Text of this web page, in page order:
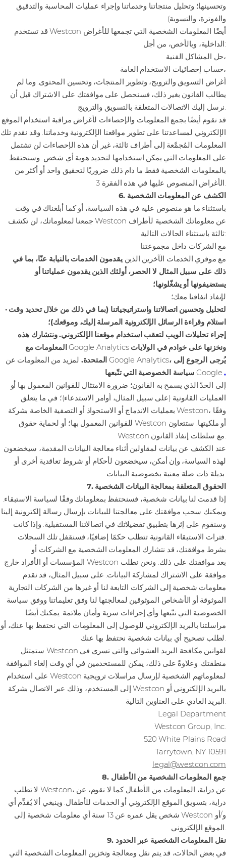
وتحسينها؛ وتحليل منتجاتنا وخدماتنا وإجراء عمليات المحاسبة والتدقيق
والفوترة، والتسوية)
قد تستخدم Westcon أيضًا المعلومات الشخصية التي تجمعها للأغراض
الداخلية، وبالأخص، من أجل:
حل المشاكل الفنية،
حساب إحصائيات الاستخدام العامة،
أغراض التسويق والترويج، وتطوير المنتجات، وتحسين المحتوى. وما لم
يطالب القانون بغير ذلك، فسنحصل على موافقتك على الاشتراك قبل أن
نرسل إليك الاتصالات المتعلقة بالتسويق والترويج.
قد نقوم أيضًا بجمع المعلومات والإحصاءات لأغراض مراقبة استخدام الموقع
الإلكتروني لمساعدتنا على تطوير مواقعنا الإلكترونية وخدماتنا. وقد نقدم تلك
المعلومات المُجمَّعة إلى أطراف ثالثة، غير أن هذه الإحصاءات لن تشتمل
على المعلومات التي يمكن استخدامها لتحديد هوية أي شخص. وسنحتفظ
بالمعلومات الشخصية فقط ما دام ذلك ضروريًا لتحقيق واحد أو أكثر من
الأغراض المنصوص عليها في هذه الفقرة 3.
6. الكشف عن المعلومات الشخصية
باستثناء ما هو منصوص عليه في هذه السياسة، أو كما أبلغناك في وقت
جمعنا لمعلوماتك، لن تكشف Westcon عن معلوماتك الشخصية لأطراف
ثالثة باستثناء الحالات التالية:
مع الشركات داخل مجموعتنا
مع موفري الخدمات الآخرين الذينيقدمون الخدمات بالنيابة عنّا، بما في
ذلك على سبيل المثال لا الحصر، أولئك الذين يقدمون عملياتنا أو
يستضيفونها أو يشغّلونها؛
لإنفاذ اتفاقنا معك؛
· لتحليل وتحسين اتصالاتنا واستراتيجياتنا (بما في ذلك من خلال تحديد وقت
استلام وقراءة الرسائل الإلكترونية المرسلة إليك، وموقعك)؛
إجراء تحليلات الويب لتعقب استخدام موقعنا الإلكتروني. ونتشارك هذه
المعلومات معGoogle Analyticsونخزنها على خوادم في الولايات
المتحدة. لمزيد من المعلومات عن Google Analytics، يُرجى الرجوع إلى
سياسة الخصوصية التي تتّبعهاGoogle .
إلى الحدّ الذي يسمح به القانون؛ ضرورة الامتثال للقوانين المعمول بها أو
العمليات القانونية (على سبيل المثال، أوامر الاستدعاء)؛ في ما يتعلق
بعمليات الاندماج أو الاستحواذ أو التصفية الخاصة بشركة Westcon، وفقًا
للقوانين المعمول بها؛ أو لحماية حقوق Westcon أو ملكيتها. ستتعاون
Westcon مع سلطات إنفاذ القانون.
عند الكشف عن بيانات لمقاولين أثناء معالجة البيانات المقدمة، سيخضعون
لهذه السياسة، وإن أمكن، سيخضعون لأحكام أو شروط تعاقدية أخرى أو
بديلة ذات صلة معنية بخصوصية البيانات.
7. الحقوق المتعلقة بمعالجة البيانات الشخصية
إذا قدمت لنا بيانات شخصية، فسنحتفظ بمعلوماتك وفقًا لسياسة الاستبقاء.
ويمكنك سحب موافقتك على معالجتنا للبيانات بإرسال رسالة إلكترونية إلينا
وسنقوم على إثرها بتطبيق تفضيلاتك في اتصالاتنا المستقبلية. وإذا كانت
فترات الاستبقاء القانونية تتطلب حكمًا إضافيًا، فسنقفل تلك السجلات.
بشرط موافقتك، قد نتشارك المعلومات الشخصية مع الشركات أو
المؤسسات أو الأفراد خارج Westcon بعد موافقتك على ذلك. ونحن نطلب
موافقة على الاشتراك لمشاركة البيانات. على سبيل المثال، قد نقدم
معلومات شخصية إلى الشركات التابعة لنا أو غيرها من الشركات التجارية
الموثوقة أو الأشخاص الموثوقين لمعالجتها لنا وفق تعليماتنا ووفق سياسة
الخصوصية التي نتّبعها وأي إجراءات سرية وأمان ملائمة. يمكنك أيضًا
مراسلتنا بالبريد الإلكتروني للوصول إلى المعلومات التي نحتفظ بها عنك، أو
لطلب تصحيح أي بيانات شخصية نحتفظ بها عنك.
ستمتثل Westcon لقوانين مكافحة البريد العشوائي والتي تسري في
منطقتك. وعلاوةً على ذلك، يمكن للمستخدمين في أي وقت إلغاء الموافقة
على استخدام Westcon لمعلوماتهم الشخصية لإرسال مراسلات ترويجية
إلى المستخدم، وذلك عبر الاتصال بشركة Westcon بالبريد الإلكتروني أو
البريد العادي على العناوين التالية:
Legal Department
Westcon Group, Inc.‎
‎520 White Plains Road
Tarrytown, NY 10591
legal@westcon.com
8. جمع المعلومات الشخصية من الأطفال
لا تطلب Westcon، عن دراية، المعلومات من الأطفال كما لا نقوم، عن
دراية، بتسويق الموقع الإلكتروني أو الخدمات للأطفال. وينبغي ألا يُقدِّم أي
شخص يقل عمره عن 13 سنة أي معلومات شخصية إلى Westcon و/أو
الموقع الإلكتروني.
9. نقل المعلومات الشخصية عبر الحدود
في بعض الحالات، قد يتم نقل ومعالجة وتخزين المعلومات الشخصية التي